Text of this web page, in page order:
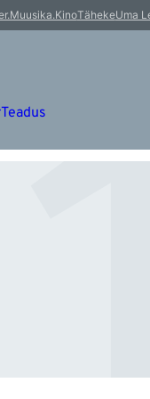
TähekeUma
Teadus